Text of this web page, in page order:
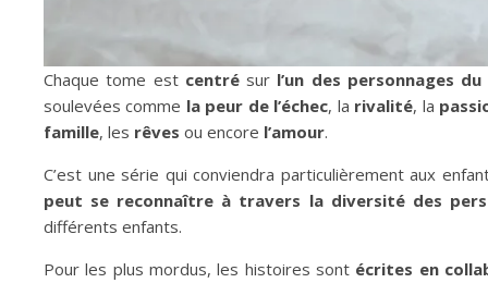
Chaque tome est centrésur l’un des personnages
soulevées comme la peur de l’échec, la rivalité, la
famille, les rêves ou encore l’amour.
C’est une série qui conviendra particulièrement aux
peut se reconnaître à travers la diversité des
différents enfants.
Pour les plus mordus, les histoires sont écrites en